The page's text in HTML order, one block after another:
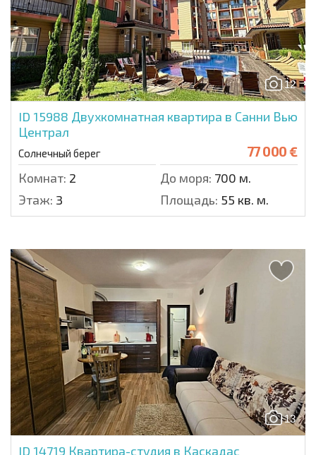
12
ID 15988 Двухкомнатная квартира в Санни Вью
Централ
Солнечный берег 77 000 €
Комнат: 2 До моря: 700 м.
Этаж: 3 Площадь: 55 кв. м.
13
ID 14719 Квартира-студия в Каскадас